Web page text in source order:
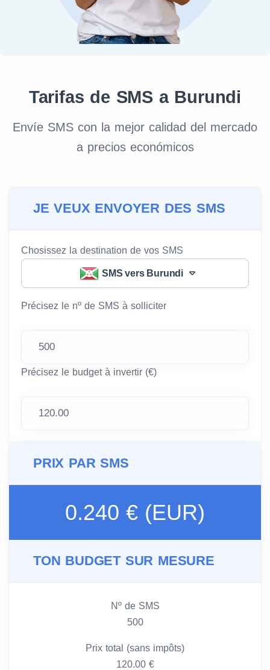
Tarifas de SMS a Burundi
Envíe SMS con la mejor calidad del mercado
a precios económicos
JE VEUX ENVOYER DES SMS
Chosissez la destination de vos SMS
SMS vers Burundi
Précisez le nº de SMS à solliciter
Précisez le budget à invertir (€)
PRIX PAR SMS
0.240 € (EUR)
TON BUDGET SUR MESURE
Nº de SMS
500
Prix total (sans impôts)
120.00 €